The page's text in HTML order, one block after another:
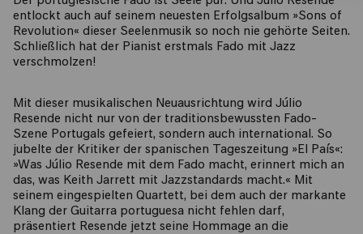
entlockt auch auf seinem neuesten Erfolgsalbum »Sons of
Revolution« dieser Seelenmusik so noch nie gehörte Seiten.
Schließlich hat der Pianist erstmals Fado mit Jazz
verschmolzen!
Mit dieser musikalischen Neuausrichtung wird Júlio
Resende nicht nur von der traditionsbewussten Fado-
Szene Portugals gefeiert, sondern auch international. So
jubelte der Kritiker der spanischen Tageszeitung »El País«:
»Was Júlio Resende mit dem Fado macht, erinnert mich an
das, was Keith Jarrett mit Jazzstandards macht.« Mit
seinem eingespielten Quartett, bei dem auch der markante
Klang der Guitarra portuguesa nicht fehlen darf,
präsentiert Resende jetzt seine Hommage an die